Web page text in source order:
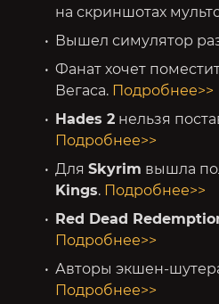
на скриншотах
Вышел симулятор
Фанат хочет
Вегаса. Подробнее>>
Hades 2 нельзя
Подробнее>>
Для Skyrim вышла
Kings. Подробнее>>
Red Dead
Подробнее>>
Авторы экшен-
Подробнее>>